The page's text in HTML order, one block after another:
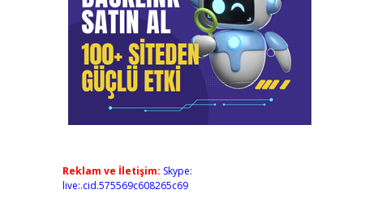
Reklam ve İletişim: Skype:
live:.cid.575569c608265c69